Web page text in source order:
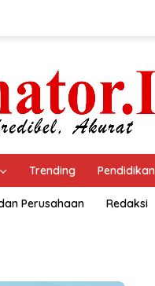
Trending Pendidikan
Perusahaan Redaksi